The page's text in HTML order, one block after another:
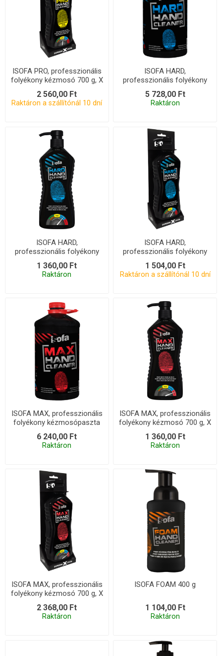
ISOFA PRO, professzionális
folyékony kézmosó 700 g, X
szett
2 560,00 Ft
Raktáron a szállítónál 10 dní
ISOFA HARD,
professzionális folyékony
kézmosópaszta 4,2 kg,
COMP
5 728,00 Ft
Raktáron
ISOFA HARD,
professzionális folyékony
kézmosó 700 g, X
1 360,00 Ft
Raktáron
ISOFA HARD,
professzionális folyékony
kézmosó 700 g, X szett
1 504,00 Ft
Raktáron a szállítónál 10 dní
ISOFA MAX, professzionális
folyékony kézmosópaszta
4,2 kg, COMP
6 240,00 Ft
Raktáron
ISOFA MAX, professzionális
folyékony kézmosó 700 g, X
1 360,00 Ft
Raktáron
ISOFA MAX, professzionális
folyékony kézmosó 700 g, X
szett
2 368,00 Ft
Raktáron
ISOFA FOAM 400 g
1 104,00 Ft
Raktáron